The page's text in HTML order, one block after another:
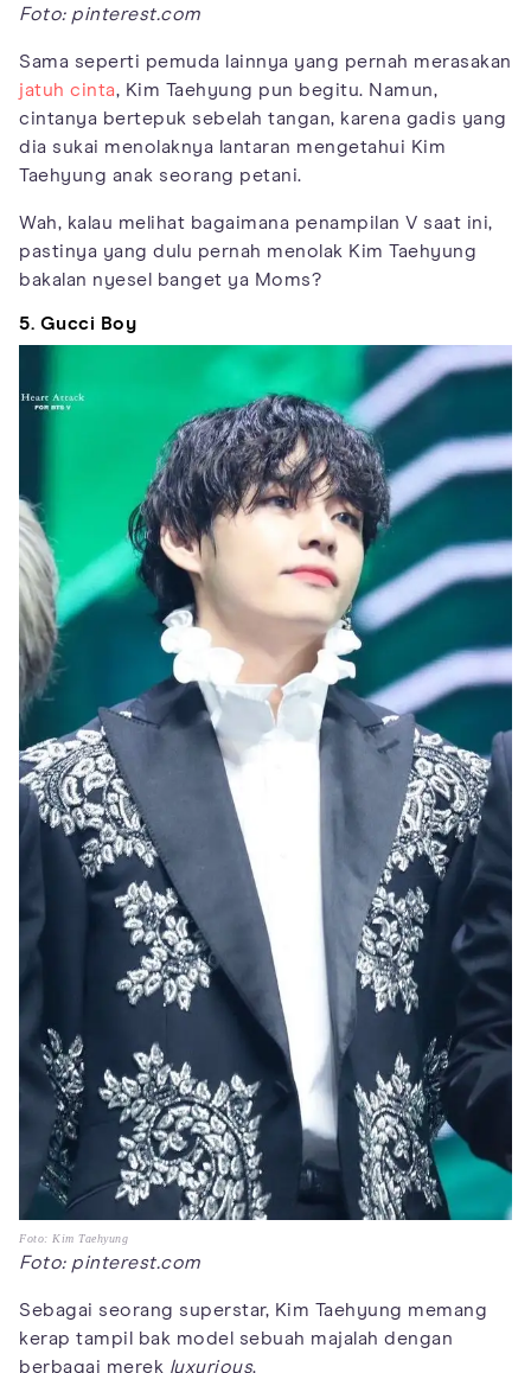
Foto: pinterest.com
Sama seperti pemuda lainnya yang pernah merasakan
jatuh cinta, Kim Taehyung pun begitu. Namun,
cintanya bertepuk sebelah tangan, karena gadis yang
dia sukai menolaknya lantaran mengetahui Kim
Taehyung anak seorang petani.
Wah, kalau melihat bagaimana penampilan V saat ini,
pastinya yang dulu pernah menolak Kim Taehyung
bakalan nyesel banget ya Moms?
5. Gucci Boy
Foto: Kim Taehyung
Foto: pinterest.com
Sebagai seorang superstar, Kim Taehyung memang
kerap tampil bak model sebuah majalah dengan
berbagai merek luxurious.